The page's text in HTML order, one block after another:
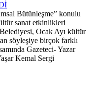
Bütünleşme” konulu
sanat etkinlikleri
Ocak Ayı kültür
söyleşiye birçok farklı
Gazeteci- Yazar
Kemal Sergi